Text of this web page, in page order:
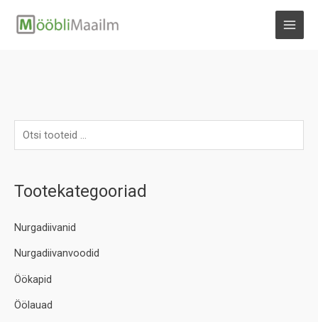
Tootekategooriad
Nurgadiivanid
Nurgadiivanvoodid
Öökapid
Öölauad